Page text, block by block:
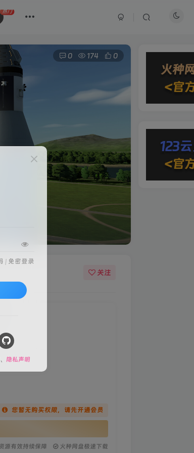
热门
0 174 0
关注
您暂无购买权限，请先开通会员
资源有效持续保障 火种网盘极速下载
| 免密登录
、 隐私声明